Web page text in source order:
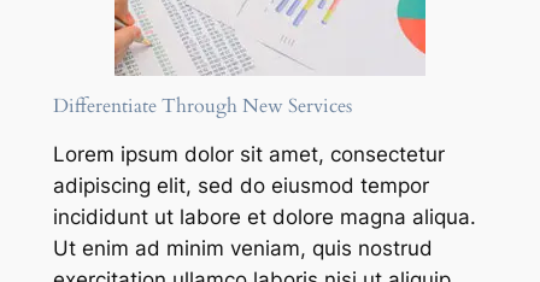
Differentiate Through New Services
Lorem ipsum dolor sit amet, consectetur
adipiscing elit, sed do eiusmod tempor
incididunt ut labore et dolore magna aliqua.
Ut enim ad minim veniam, quis nostrud